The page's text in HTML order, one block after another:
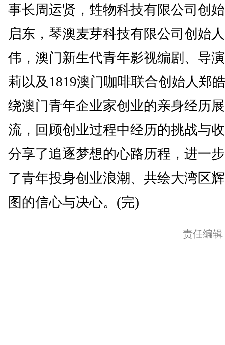
事长周运贤，甡物科技有限公司创
启东，琴澳麦芽科技有限公司创始
伟，澳门新生代青年影视编剧、导
莉以及1819澳门咖啡联合创始人郑
绕澳门青年企业家创业的亲身经历
流，回顾创业过程中经历的挑战与
分享了追逐梦想的心路历程，进一
了青年投身创业浪潮、共绘大湾区
图的信心与决心。(完)
责任编